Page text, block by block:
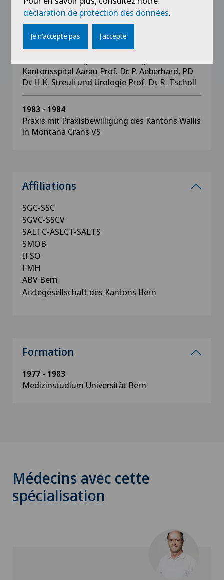
Assistenzarzt Chirurgie Spital Grenchen PD Dr.
M. Kaufmann
1984 - 1985
Kantonsspital Aarau Prof. Dr. P. Aeberhard, PD
Dr. H.K. Streuli und Urologie Prof. Dr. R. Tscholl
1983 - 1984
Praxis mit Praxisbewilligung des Kantons Wallis
in Montana Crans VS
Affiliations
SGC-SSC
SGVC-SSCV
SALTC-ASLCT-SALTS
SMOB
IFSO
FMH
ABV Bern
Arztegesellschaft des Kantons Bern
Formation
1977 - 1983
Medizinstudium Universität Bern
Médecins avec cette
spécialisation
déclaration de protection des données.
Je n'accepte pas J'accepte